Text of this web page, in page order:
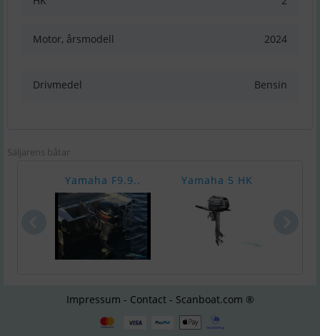
Motor, årsmodell 2024
Drivmedel Bensin
Säljarens båtar
Yamaha F9.9.. Yamaha 5 HK
Impressum - Contact - Scanboat.com ®